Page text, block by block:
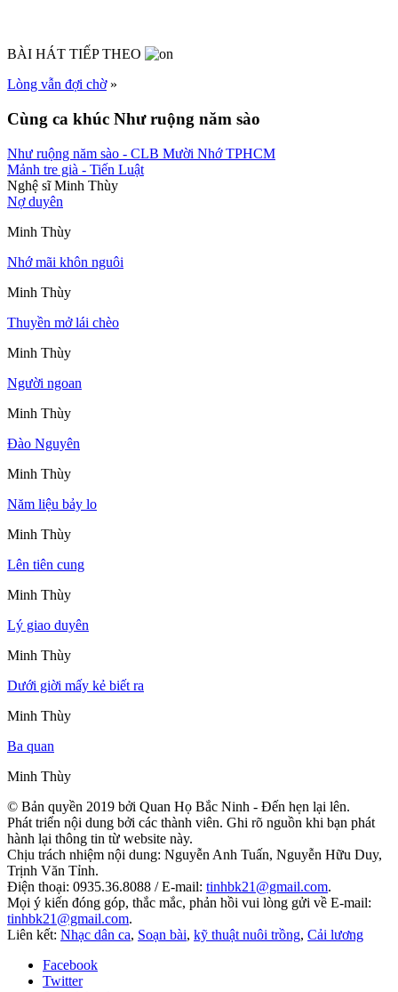
BÀI HÁT TIẾP THEO
Lòng vẫn đợi chờ»
Cùng ca khúc Như ruộng năm sào
Như ruộng năm sào - CLB Mười Nhớ TPHCM
Mảnh tre già - Tiến Luật
Nghệ sĩ Minh Thùy
Nợ duyên
Minh Thùy
Nhớ mãi khôn nguôi
Minh Thùy
Thuyền mở lái chèo
Minh Thùy
Người ngoan
Minh Thùy
Đào Nguyên
Minh Thùy
Năm liệu bảy lo
Minh Thùy
Lên tiên cung
Minh Thùy
Lý giao duyên
Minh Thùy
Dưới giời mấy kẻ biết ra
Minh Thùy
Ba quan
Minh Thùy
© Bản quyền 2019 bởi Quan Họ Bắc Ninh - Đến hẹn lại lên.
Phát triển nội dung bởi các thành viên. Ghi rõ nguồn khi bạn phát
hành lại thông tin từ website này.
Chịu trách nhiệm nội dung: Nguyễn Anh Tuấn, Nguyễn Hữu Duy,
Trịnh Văn Tỉnh.
Điện thoại: 0935.36.8088 / E-mail: tinhbk21@gmail.com.
Mọi ý kiến đóng góp, thắc mắc, phản hồi vui lòng gửi về E-mail:
tinhbk21@gmail.com.
Liên kết: Nhạc dân ca, Soạn bài, kỹ thuật nuôi trồng, Cải lương
Facebook
Twitter